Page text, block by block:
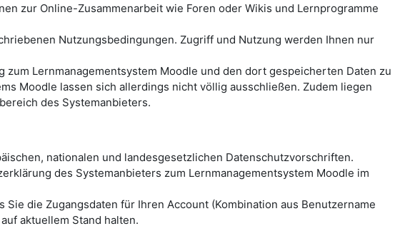
zur Online-Zusammenarbeit wie Foren oder Wikis und Lernprogramme
Nutzungsbedingungen. Zugriff und Nutzung werden Ihnen nur
Lernmanagementsystem Moodle und den dort gespeicherten Daten zu
Moodle lassen sich allerdings nicht völlig ausschließen. Zudem liegen
des Systemanbieters.
nationalen und landesgesetzlichen Datenschutzvorschriften.
des Systemanbieters zum Lernmanagementsystem Moodle im
die Zugangsdaten für Ihren Account (Kombination aus Benutzername
aktuellem Stand halten.